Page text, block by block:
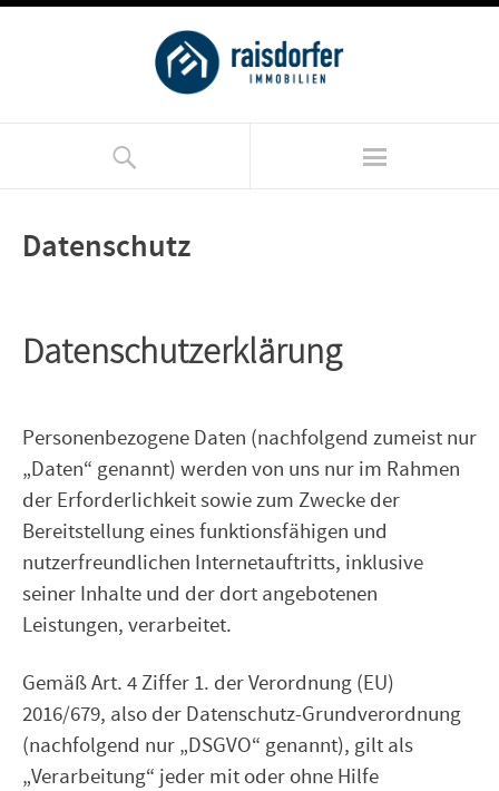
Datenschutz
Datenschutzerklärung
Personenbezogene Daten (nachfolgend zumeist nur
„Daten“ genannt) werden von uns nur im Rahmen
der Erforderlichkeit sowie zum Zwecke der
Bereitstellung eines funktionsfähigen und
nutzerfreundlichen Internetauftritts, inklusive
seiner Inhalte und der dort angebotenen
Leistungen, verarbeitet.
Gemäß Art. 4 Ziffer 1. der Verordnung (EU)
2016/679, also der Datenschutz-Grundverordnung
(nachfolgend nur „DSGVO“ genannt), gilt als
„Verarbeitung“ jeder mit oder ohne Hilfe